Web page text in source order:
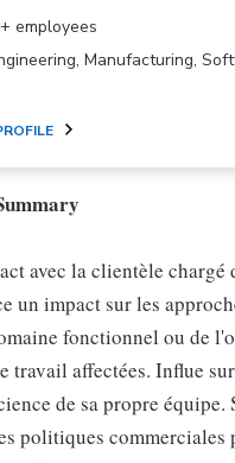
employees
Manufacturing,
avec la clientèle chargé
un impact sur les
fonctionnel ou de
travail affectées. Influe
de sa propre équipe.
politiques commerciales